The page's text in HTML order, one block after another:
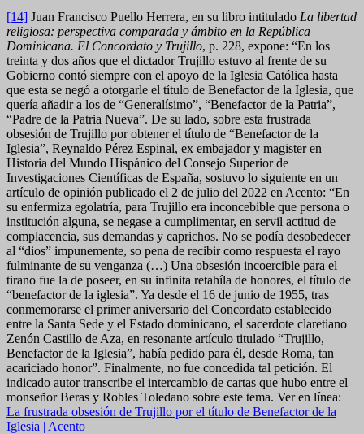
[14] Juan Francisco Puello Herrera, en su libro intitulado La libertad
religiosa: perspectiva comparada y ámbito en la República
Dominicana. El Concordato y Trujillo, p. 228, expone: “En los
treinta y dos años que el dictador Trujillo estuvo al frente de su
Gobierno contó siempre con el apoyo de la Iglesia Católica hasta
que esta se negó a otorgarle el título de Benefactor de la Iglesia, que
quería añadir a los de “Generalísimo”, “Benefactor de la Patria”,
“Padre de la Patria Nueva”. De su lado, sobre esta frustrada
obsesión de Trujillo por obtener el título de “Benefactor de la
Iglesia”, Reynaldo Pérez Espinal, ex embajador y magister en
Historia del Mundo Hispánico del Consejo Superior de
Investigaciones Científicas de España, sostuvo lo siguiente en un
artículo de opinión publicado el 2 de julio del 2022 en Acento: “En
su enfermiza egolatría, para Trujillo era inconcebible que persona o
institución alguna, se negase a cumplimentar, en servil actitud de
complacencia, sus demandas y caprichos. No se podía desobedecer
al “dios” impunemente, so pena de recibir como respuesta el rayo
fulminante de su venganza (…) Una obsesión incoercible para el
tirano fue la de poseer, en su infinita retahíla de honores, el título de
“benefactor de la iglesia”. Ya desde el 16 de junio de 1955, tras
conmemorarse el primer aniversario del Concordato establecido
entre la Santa Sede y el Estado dominicano, el sacerdote claretiano
Zenón Castillo de Aza, en resonante artículo titulado “Trujillo,
Benefactor de la Iglesia”, había pedido para él, desde Roma, tan
acariciado honor”. Finalmente, no fue concedida tal petición. El
indicado autor transcribe el intercambio de cartas que hubo entre el
monseñor Beras y Robles Toledano sobre este tema. Ver en línea:
La frustrada obsesión de Trujillo por el título de Benefactor de la
Iglesia | Acento